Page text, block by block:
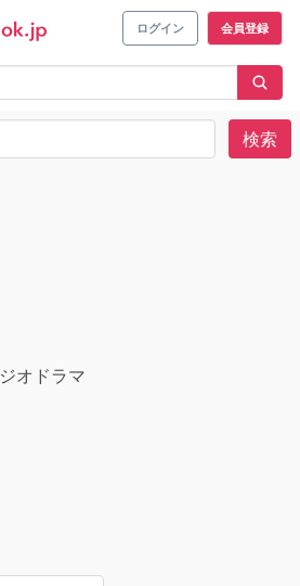
ログイン 会員登録
検索
オドラマ